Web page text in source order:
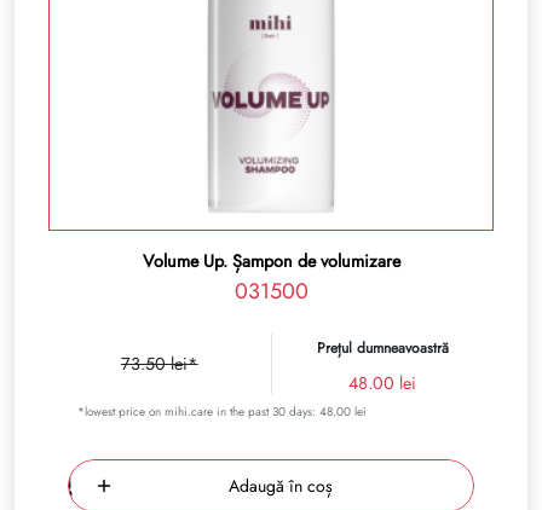
Volume Up. Șampon de volumizare
031500
73.50 lei*
Prețul dumneavoastră
48.00 lei
*lowest price on mihi.care in the past 30 days: 48.00 lei
Adaugă în coș